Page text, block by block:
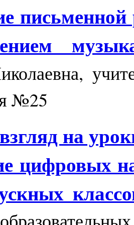
№25
на
цифровых